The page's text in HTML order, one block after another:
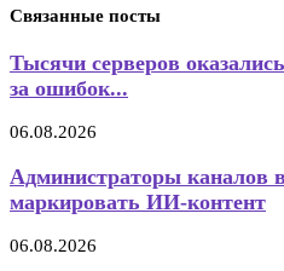
Связанные посты
Тысячи серверов
за ошибок...
06.08.2026
Администраторы каналов
маркировать ИИ-контент
06.08.2026